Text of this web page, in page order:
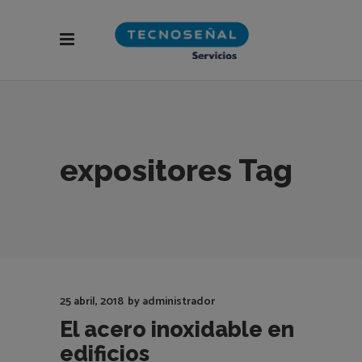
expositores Tag
25 abril, 2018 byadministrador
El acero inoxidable en
edificios